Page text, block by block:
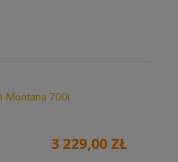
Montana 700i
3 229,00 ZŁ